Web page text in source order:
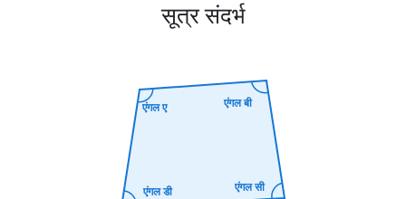
सूत्र संदर्भ
एंगल ए एंगल बी
एंगल सी
एंगल डी